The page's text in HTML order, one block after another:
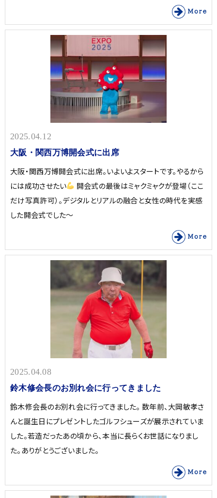
2025.04.12
大阪・関西万博開会式に出席
大阪・関西万博開会式に出席。いよいよスタートです。やるから
には成功させたい
開会式の最後はミャクミャクが登場（ここ
だけ写真許可）。デジタルとリアルの融合と女性の時代を実感
した開会式でした〜
2025.04.08
鈴木修会長のお別れ会に行ってきました
鈴木修会長のお別れ会に行ってきました。 数年前、大岡敏孝さ
んと誕生日にプレゼントしたゴルフシューズが展示されていま
した。若造だったあの頃から、本当に長らくお世話になりまし
た。ありがとうございました。